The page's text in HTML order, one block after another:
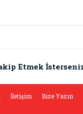
Etmek
İletişim Bize Yazın